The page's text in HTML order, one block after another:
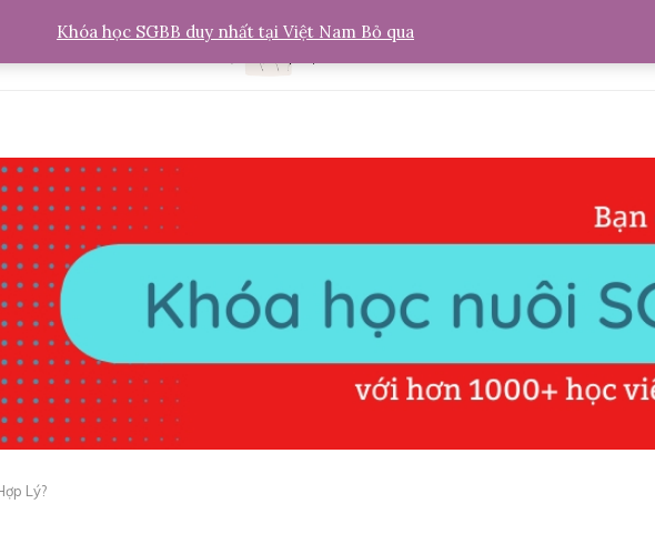
Lý?
Khóa học SGBB duy nhất tại Việt Nam Bỏ qua